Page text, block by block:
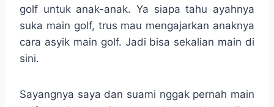
golf untuk anak-anak. Ya siapa tahu ayahnya
suka main golf, trus mau mengajarkan anaknya
cara asyik main golf. Jadi bisa sekalian main di
sini.
Sayangnya saya dan suami nggak pernah main